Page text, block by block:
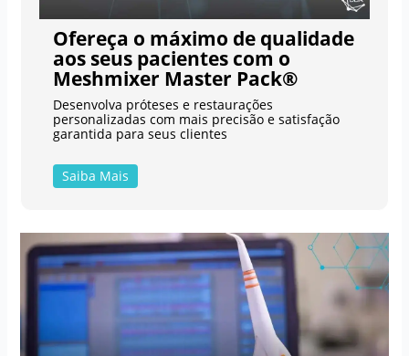
Ofereça o máximo de qualidade
aos seus pacientes com o
Meshmixer Master Pack®
Desenvolva próteses e restaurações
personalizadas com mais precisão e satisfação
garantida para seus clientes
Saiba Mais